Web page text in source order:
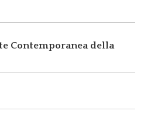
Contemporanea della